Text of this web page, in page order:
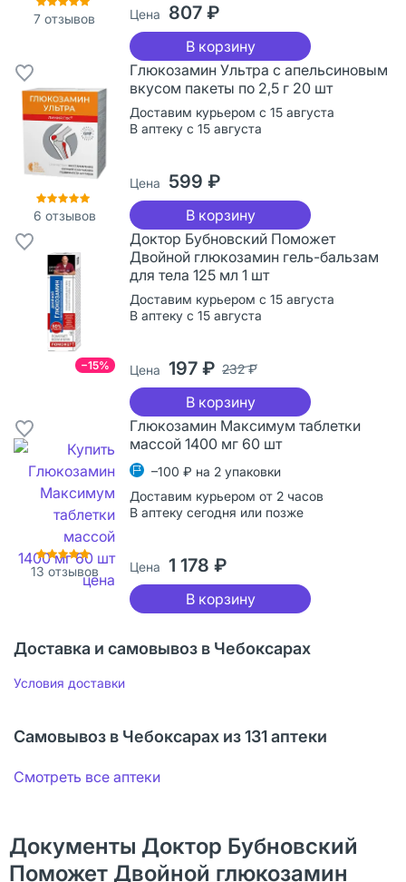
7 отзывов Цена 807 ₽
В корзину
6 отзывов
Глюкозамин Ультра с апельсиновым
вкусом пакеты по 2,5 г 20 шт
Доставим курьером с 15 августа
В аптеку с 15 августа
Цена 599 ₽
В корзину
−15%
Доктор Бубновский Поможет
Двойной глюкозамин гель-бальзам
для тела 125 мл 1 шт
Доставим курьером с 15 августа
В аптеку с 15 августа
Цена 197 ₽ 232 ₽
В корзину
13 отзывов
Глюкозамин Максимум таблетки
массой 1400 мг 60 шт
–100 ₽ на 2 упаковки
Доставим курьером от 2 часов
В аптеку сегодня или позже
Цена 1 178 ₽
В корзину
Доставка и самовывоз в Чебоксарах
Условия доставки
Самовывоз в Чебоксарах из 131 аптеки
Смотреть все аптеки
Документы Доктор Бубновский
Поможет Двойной глюкозамин